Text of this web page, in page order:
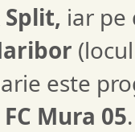
iar pe
este
FC Mura 05.